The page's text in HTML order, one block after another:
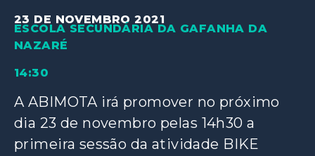
23 DE NOVEMBRO 2021
ESCOLA SECUNDÁRIA DA GAFANHA DA
NAZARÉ
14:30
A ABIMOTA irá promover no próximo
dia 23 de novembro pelas 14h30 a
primeira sessão da atividade BIKE